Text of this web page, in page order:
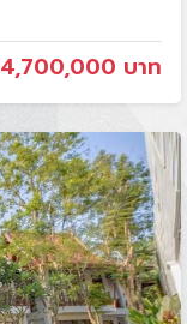
4,700,000 บาท